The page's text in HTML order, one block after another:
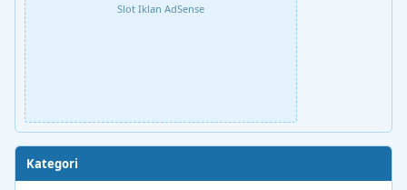
Slot Iklan AdSense
Kategori